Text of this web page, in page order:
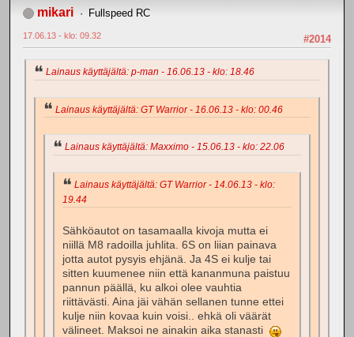
mikari Fullspeed RC
#2014
17.06.13 - klo: 09.32
Lainaus käyttäjältä: p-man - 16.06.13 - klo: 18.46
Lainaus käyttäjältä: GT Warrior - 16.06.13 - klo: 00.46
Lainaus käyttäjältä: Maxximo - 15.06.13 - klo: 22.06
Lainaus käyttäjältä: GT Warrior - 14.06.13 - klo:
19.44
Sähköautot on tasamaalla kivoja mutta ei
niillä M8 radoilla juhlita. 6S on liian painava
jotta autot pysyis ehjänä. Ja 4S ei kulje tai
sitten kuumenee niin että kananmuna paistuu
pannun päällä, ku alkoi olee vauhtia
riittävästi. Aina jäi vähän sellanen tunne ettei
kulje niin kovaa kuin voisi.. ehkä oli väärät
välineet. Maksoi ne ainakin aika stanasti